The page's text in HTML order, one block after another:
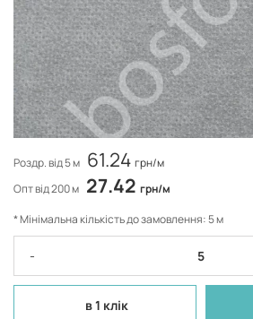
Роздр. від 5 м 61.24 грн/м
Опт від 200 м 27.42 грн/м
* Мінімальна кількість до замовлення: 5 м
-
в 1 клік